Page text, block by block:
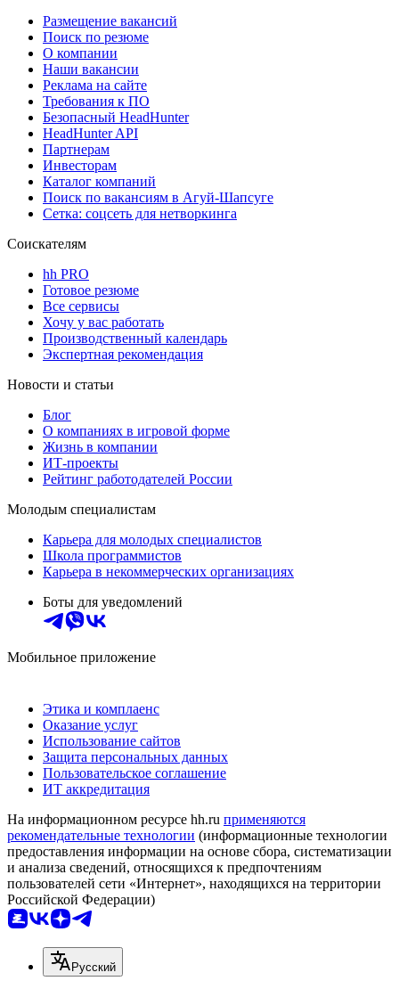
Размещение вакансий
Поиск по резюме
О компании
Наши вакансии
Реклама на сайте
Требования к ПО
Безопасный HeadHunter
HeadHunter API
Партнерам
Инвесторам
Каталог компаний
Поиск по вакансиям в Агуй-Шапсуге
Сетка: соцсеть для нетворкинга
Соискателям
hh PRO
Готовое резюме
Все сервисы
Хочу у вас работать
Производственный календарь
Экспертная рекомендация
Новости и статьи
Блог
О компаниях в игровой форме
Жизнь в компании
ИТ-проекты
Рейтинг работодателей России
Молодым специалистам
Карьера для молодых специалистов
Школа программистов
Карьера в некоммерческих организациях
Боты для уведомлений
Мобильное приложение
Этика и комплаенс
Оказание услуг
Использование сайтов
Защита персональных данных
Пользовательское соглашение
ИТ аккредитация
На информационном ресурсе hh.ru применяются
рекомендательные технологии (информационные технологии
предоставления информации на основе сбора, систематизации
и анализа сведений, относящихся к предпочтениям
пользователей сети «Интернет», находящихся на территории
Российской Федерации)
Русский